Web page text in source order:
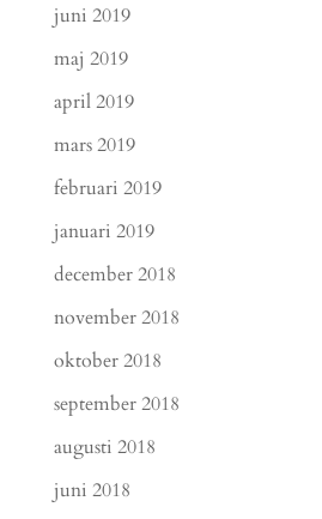
juni 2019
maj 2019
april 2019
mars 2019
februari 2019
januari 2019
december 2018
november 2018
oktober 2018
september 2018
augusti 2018
juni 2018